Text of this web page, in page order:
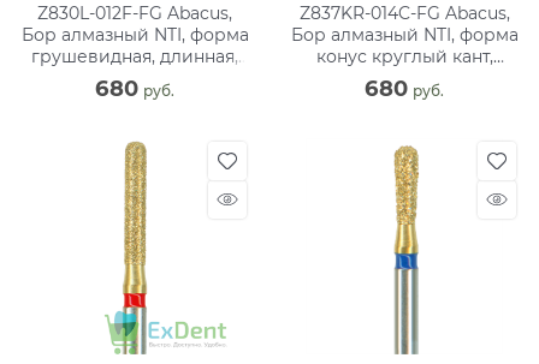
Z830L-012F-FG Abacus,
Бор алмазный NTI, форма
грушевидная, длинная,
мелкое зерно
680 руб.
Z837KR-014C-FG Abacus,
Бор алмазный NTI, форма
конус круглый кант,
грубое зер
680 руб.